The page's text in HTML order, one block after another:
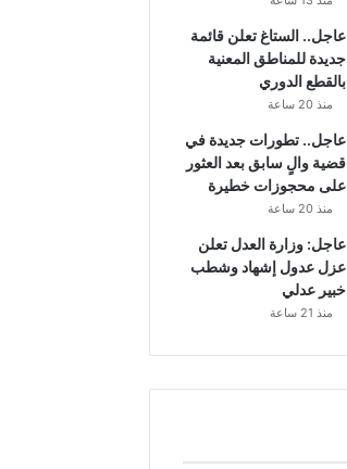
عاجل.. الستاغ تعلن قائمة
جديدة للمناطق المعنية
بالقطع الدوري
منذ 20 ساعة
عاجل.. تطورات جديدة في
قضية والٍ سابق بعد العثور
على محجوزات خطيرة
منذ 20 ساعة
عاجل: وزارة العدل تعلن
عزل عدول إشهاد وشطب
خبير عدلي
منذ 21 ساعة